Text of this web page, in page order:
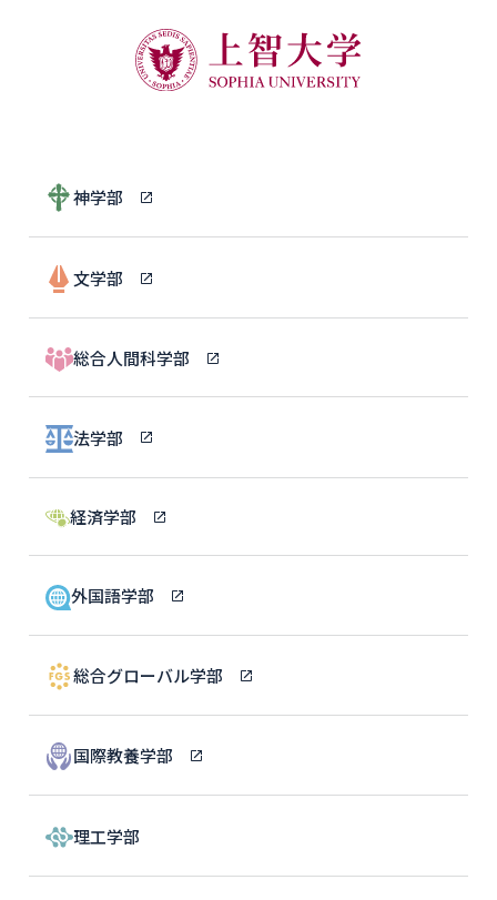
神学部
文学部
総合人間科学部
法学部
経済学部
外国語学部
総合グローバル学部
国際教養学部
理工学部